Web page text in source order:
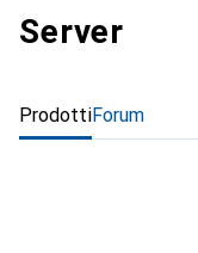
Server
ProdottiForum